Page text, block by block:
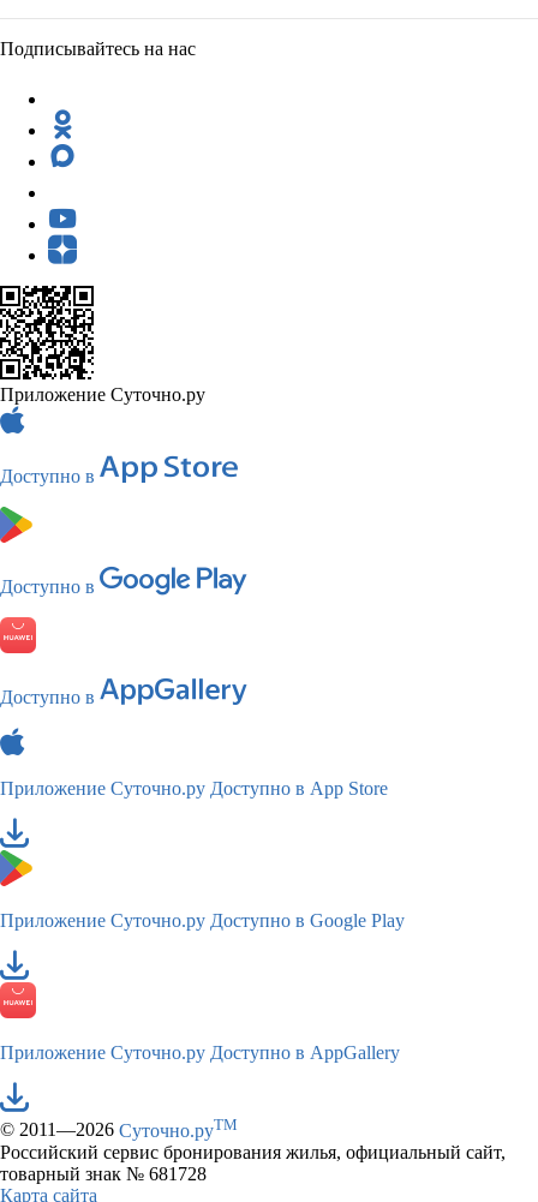
Подписывайтесь на нас
Приложение Суточно.ру
Доступно в
Доступно в
Доступно в
Приложение Суточно.ру Доступно в App Store
Приложение Суточно.ру Доступно в Google Play
Приложение Суточно.ру Доступно в AppGallery
© 2011—2026 Суточно.руTM
Российский сервис бронирования жилья, официальный сайт,
товарный знак № 681728
Карта сайта